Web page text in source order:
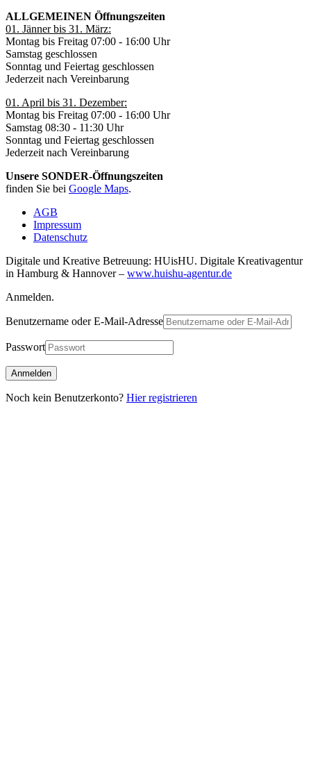
ALLGEMEINEN Öffnungszeiten
01. Jänner bis 31. März:
Montag bis Freitag 07:00 - 16:00 Uhr
Samstag geschlossen
Sonntag und Feiertag geschlossen
Jederzeit nach Vereinbarung
01. April bis 31. Dezember:
Montag bis Freitag 07:00 - 16:00 Uhr
Samstag 08:30 - 11:30 Uhr
Sonntag und Feiertag geschlossen
Jederzeit nach Vereinbarung
Unsere SONDER-Öffnungszeiten
finden Sie bei Google Maps.
AGB
Impressum
Datenschutz
Digitale und Kreative Betreuung: HUisHU. Digitale Kreativagentur
in Hamburg & Hannover – www.huishu-agentur.de
Anmelden.
Benutzername oder E-Mail-Adresse
Passwort
Noch kein Benutzerkonto? Hier registrieren